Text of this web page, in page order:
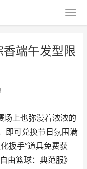
香端午发型限
上也弥漫着浓浓的
即可兑换节日氛围满
扳手”道具免费获
由篮球：典范服》